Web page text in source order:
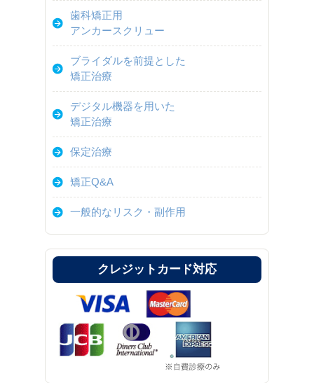
歯科矯正用
アンカースクリュー
ブライダルを前提とした
矯正治療
デジタル機器を用いた
矯正治療
保定治療
矯正Q&A
一般的なリスク・副作用
クレジットカード対応